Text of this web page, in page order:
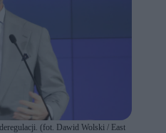
deregulacji. (fot. Dawid Wolski / East